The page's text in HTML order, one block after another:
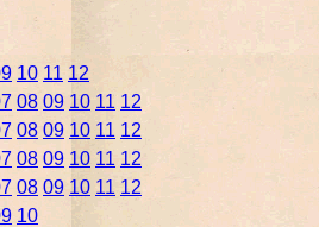
10 11 12
08 09 10 11 12
08 09 10 11 12
08 09 10 11 12
08 09 10 11 12
10